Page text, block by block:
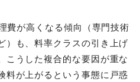
費が高くなる傾向（専門技術
）も、料率クラスの引き上げ
こうした複合的な要因が重な
料が上がるという事態に戸惑